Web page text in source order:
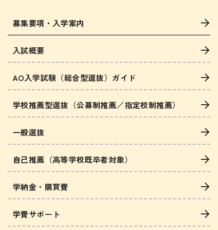
募集要項・入学案内
入試概要
AO入学試験（総合型選抜）ガイド
学校推薦型選抜（公募制推薦／指定校制推薦）
一般選抜
自己推薦（高等学校既卒者対象）
学納金・購買費
学費サポート